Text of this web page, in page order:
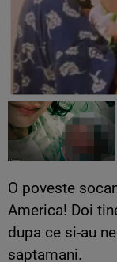
O poveste
America! Doi
dupa ce si-au
saptamani.